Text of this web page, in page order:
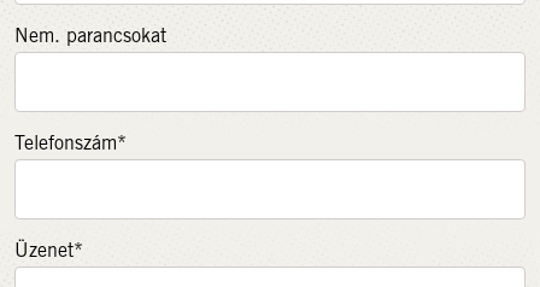
Nem. parancsokat
Telefonszám*
Üzenet*